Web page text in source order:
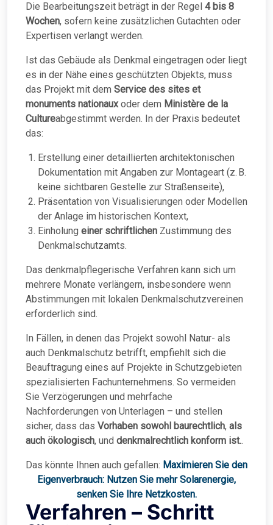
Die Bearbeitungszeit beträgt in der Regel 4 bis 8
Wochen, sofern keine zusätzlichen Gutachten oder
Expertisen verlangt werden.
Ist das Gebäude als Denkmal eingetragen oder liegt
es in der Nähe eines geschützten Objekts, muss
das Projekt mit dem Service des sites et
monuments nationauxoder dem Ministère de la
Cultureabgestimmt werden. In der Praxis bedeutet
das:
Erstellung einer detaillierten architektonischen
Dokumentation mit Angaben zur Montageart (z. B.
keine sichtbaren Gestelle zur Straßenseite),
Präsentation von Visualisierungen oder Modellen
der Anlage im historischen Kontext,
Einholung einer schriftlichen Zustimmung des
Denkmalschutzamts.
Das denkmalpflegerische Verfahren kann sich um
mehrere Monate verlängern, insbesondere wenn
Abstimmungen mit lokalen Denkmalschutzvereinen
erforderlich sind.
In Fällen, in denen das Projekt sowohl Natur- als
auch Denkmalschutz betrifft, empfiehlt sich die
Beauftragung eines auf Projekte in Schutzgebieten
spezialisierten Fachunternehmens. So vermeiden
Sie Verzögerungen und mehrfache
Nachforderungen von Unterlagen – und stellen
sicher, dass das Vorhaben sowohl baurechtlich, als
auch ökologisch, und denkmalrechtlich konform ist..
Das könnte Ihnen auch gefallen: Maximieren Sie den
Eigenverbrauch: Nutzen Sie mehr Solarenergie,
senken Sie Ihre Netzkosten.
Verfahren – Schritt